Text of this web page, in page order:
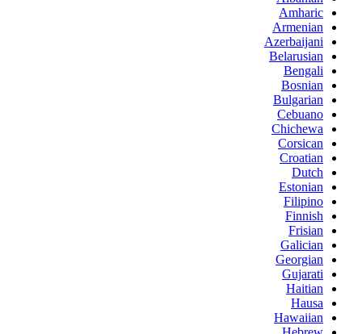
Amharic
Armenian
Azerbaijani
Belarusian
Bengali
Bosnian
Bulgarian
Cebuano
Chichewa
Corsican
Croatian
Dutch
Estonian
Filipino
Finnish
Frisian
Galician
Georgian
Gujarati
Haitian
Hausa
Hawaiian